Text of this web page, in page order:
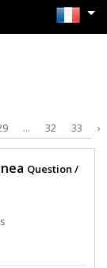
... 32 33 ›
Question /